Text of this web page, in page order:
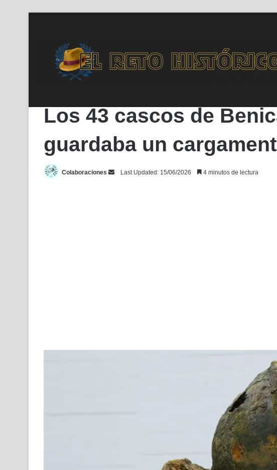
Inicio / #Noticias / Los 43 cascos de Benicarló no eran romanos: el mar
Los 43 cascos de
guardaba un
Colaboraciones
SendLast Updated: 15/06/2026 4 minutos de lectura